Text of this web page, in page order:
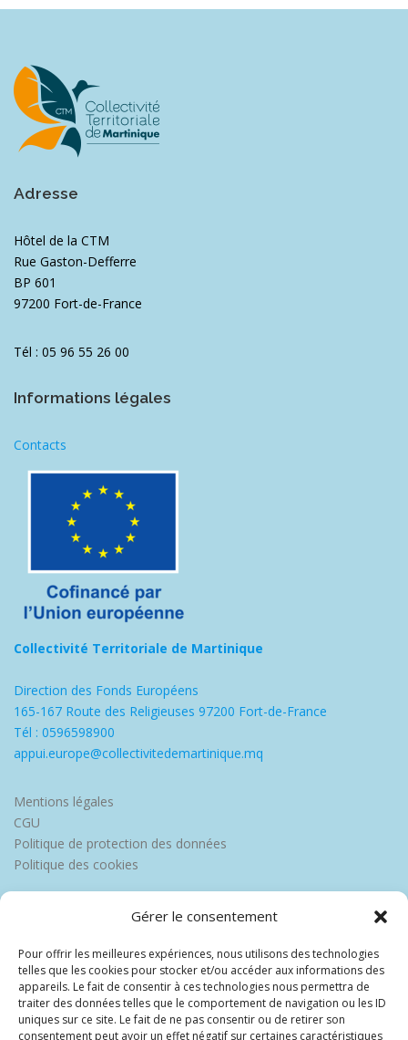
Gérer le consentement
Pour offrir les meilleures expériences, nous utilisons des technologies
telles que les cookies pour stocker et/ou accéder aux informations des
appareils. Le fait de consentir à ces technologies nous permettra de
traiter des données telles que le comportement de navigation ou les ID
uniques sur ce site. Le fait de ne pas consentir ou de retirer son
consentement peut avoir un effet négatif sur certaines caractéristiques
Adresse
Hôtel de la CTM
Rue Gaston-Defferre
BP 601
97200 Fort-de-France
Tél : 05 96 55 26 00
Informations légales
Contacts
Collectivité Territoriale de Martinique
Direction des Fonds Européens
165-167 Route des Religieuses 97200 Fort-de-France
Tél : 0596598900
appui.europe@collectivitedemartinique.mq
Mentions légales
CGU
Politique de protection des données
Politique des cookies